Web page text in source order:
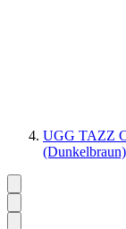
UGG TAZZ
(Dunkelbraun)